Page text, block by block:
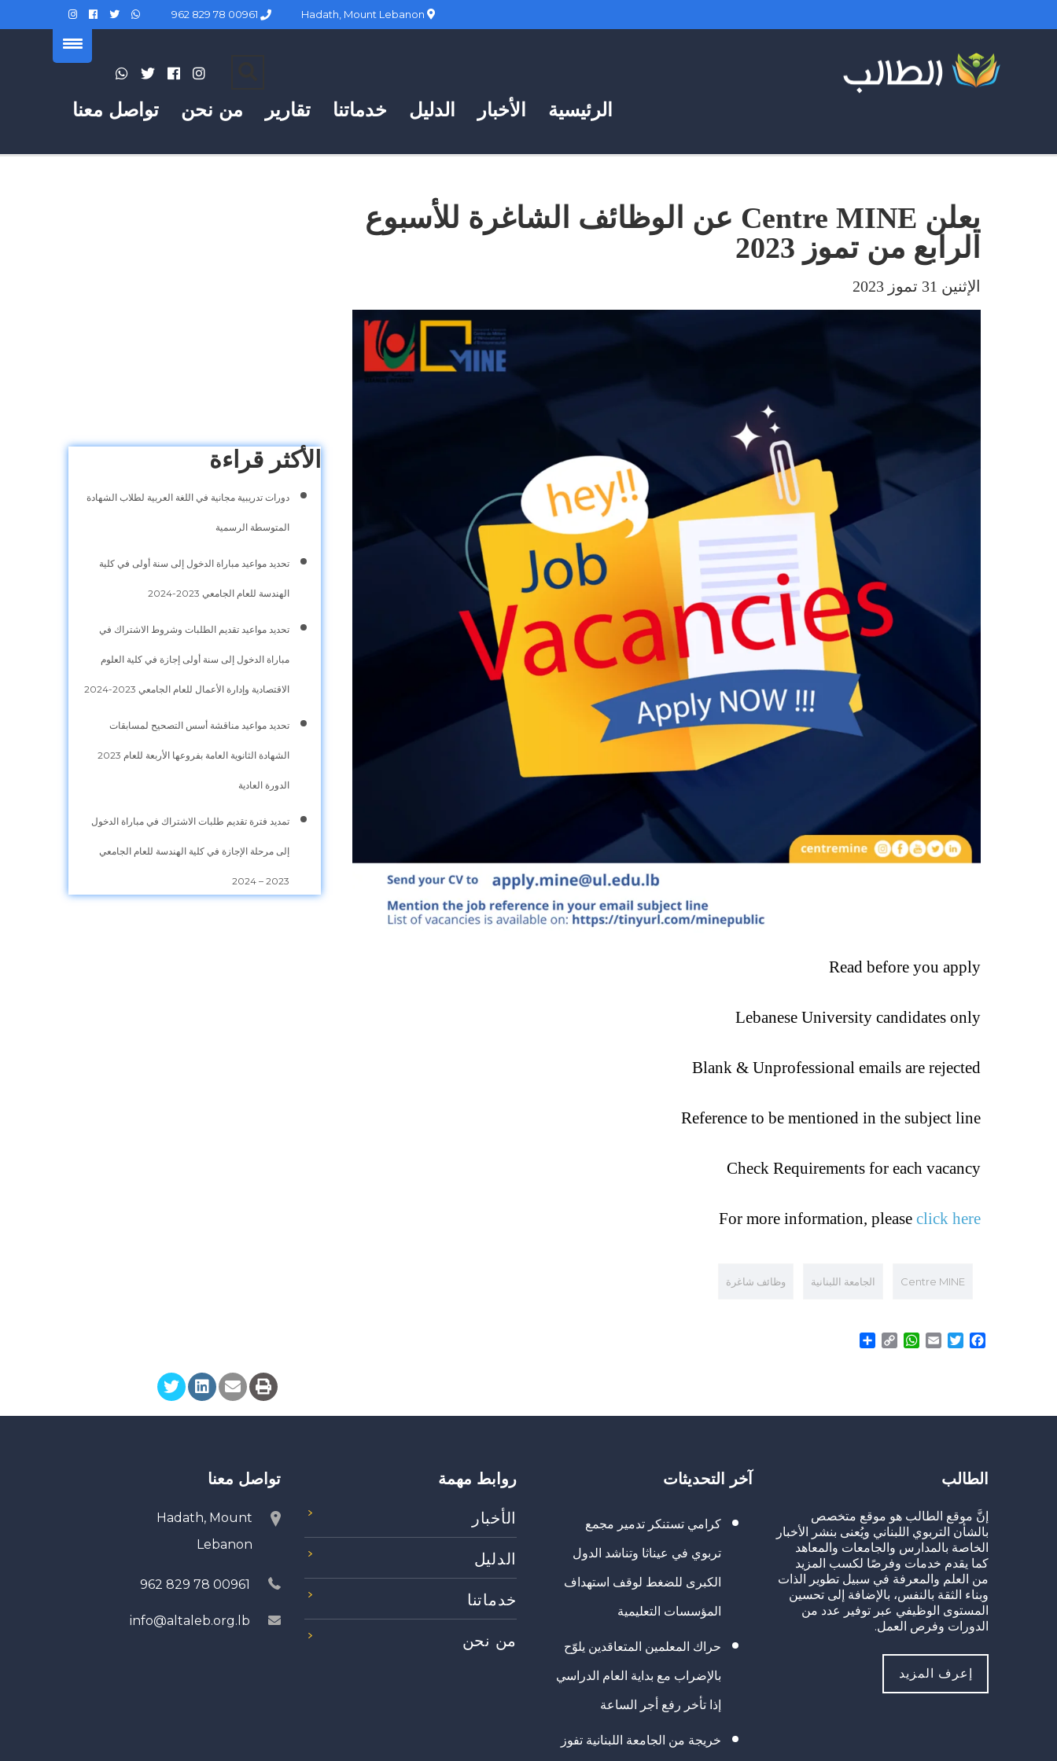
تواصل معنا من نحن تقارير خدماتنا الدليل الأخبار الرئيسية
يعلن Centre MINE عن الوظائف الشاغرة للأسبوع
الرابع من تموز 2023
الإثنين 31 تموز 2023
Read before you apply
Lebanese University candidates only
Blank & Unprofessional emails are rejected
Reference to be mentioned in the subject line
Check Requirements for each vacancy
For more information, please click here
Centre MINE الجامعة اللبنانية وظائف شاغرة
الأكثر قراءة
دورات تدريبية مجانية في اللغة العربية لطلاب الشهادة
المتوسطة الرسمية
تحديد مواعيد مباراة الدخول إلى سنة أولى في كلية
الهندسة للعام الجامعي 2023-2024
تحديد مواعيد تقديم الطلبات وشروط الاشتراك في
مباراة الدخول إلى سنة أولى إجازة في كلية العلوم
الاقتصادية وإدارة الأعمال للعام الجامعي 2023-2024
تحديد مواعيد مناقشة أسس التصحيح لمسابقات
الشهادة الثانوية العامة بفروعها الأربعة للعام 2023
الدورة العادية
تمديد فترة تقديم طلبات الاشتراك في مباراة الدخول
إلى مرحلة الإجازة في كلية الهندسة للعام الجامعي
2023 – 2024
Facebook
Twitter
Email
WhatsApp
Copy
الطالب
إنَّ موقع الطالب هو موقع متخصص
بالشأن التربوي اللبناني ويُعنى بنشر الأخبار
الخاصة بالمدارس والجامعات والمعاهد
كما يقدم خدمات وفرصًا لكسب المزيد
من العلم والمعرفة في سبيل تطوير الذات
وبناء الثقة بالنفس، بالإضافة إلى تحسين
المستوى الوظيفي عبر توفير عدد من
الدورات وفرص العمل.
إعرف المزيد
آخر التحديثات
كرامي تستنكر تدمير مجمع
تربوي في عيناثا وتناشد الدول
الكبرى للضغط لوقف استهداف
المؤسسات التعليمية
حراك المعلمين المتعاقدين يلوّح
بالإضراب مع بداية العام الدراسي
إذا تأخر رفع أجر الساعة
خريجة من الجامعة اللبنانية تفوز
روابط مهمة
الأخبار
الدليل
خدماتنا
من نحن
تواصل معنا
Hadath, Mount
Lebanon
00961 78 829 962
info@altaleb.org.lb